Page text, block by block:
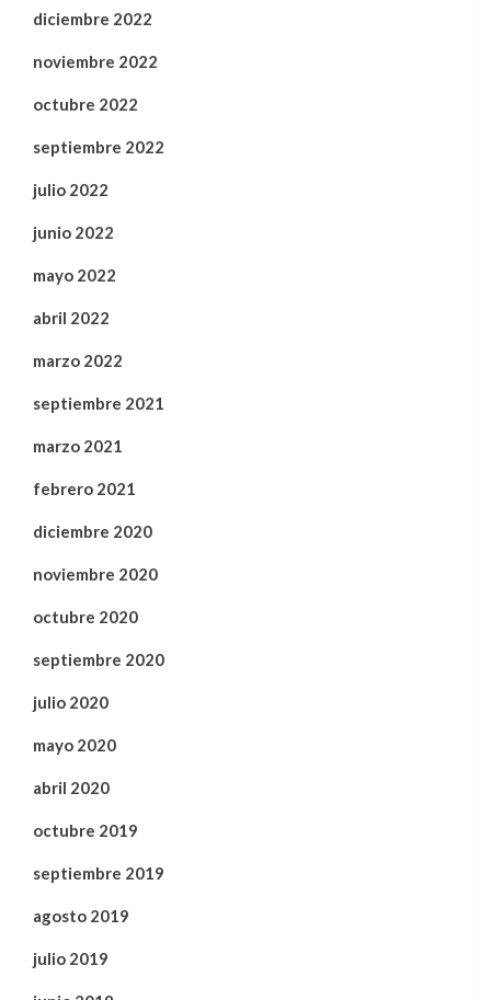
diciembre 2022
noviembre 2022
octubre 2022
septiembre 2022
julio 2022
junio 2022
mayo 2022
abril 2022
marzo 2022
septiembre 2021
marzo 2021
febrero 2021
diciembre 2020
noviembre 2020
octubre 2020
septiembre 2020
julio 2020
mayo 2020
abril 2020
octubre 2019
septiembre 2019
agosto 2019
julio 2019